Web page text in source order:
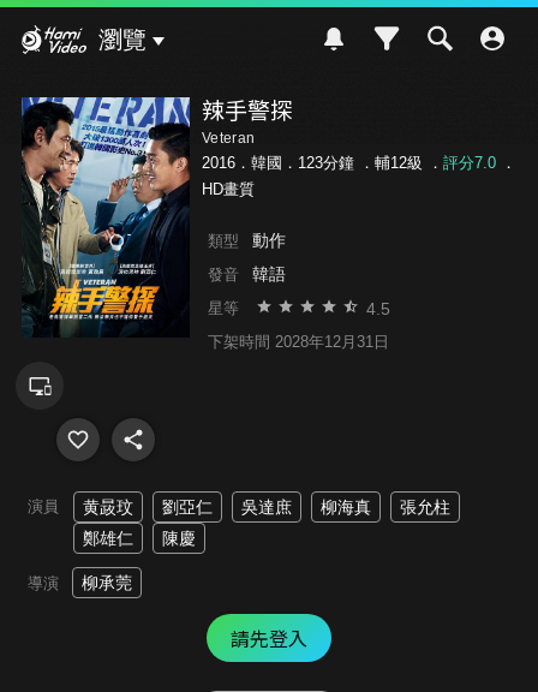
瀏覽
辣手警探
Veteran
2016．韓國．123分鐘 ． 輔12級 ． 評分7.0．
HD畫質
類型 動作
發音 韓語
星等 4.5
下架時間 2028年12月31日
演員 黄晸玟 劉亞仁 吳達庶 柳海真
張允柱
鄭雄仁
陳慶
導演 柳承莞
請先登入